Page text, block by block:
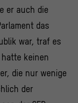
er auch die
das
war, traf es
keinen
die nur wenige
der